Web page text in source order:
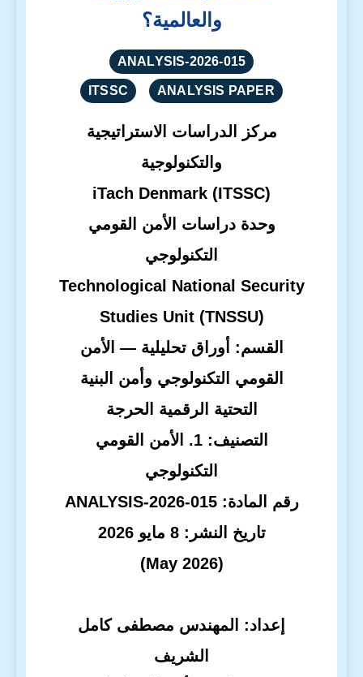
والعالمية؟
ANALYSIS-2026-015
ANALYSIS PAPER
ITSSC
مركز الدراسات الاستراتيجية
والتكنولوجية
iTach Denmark (ITSSC)
وحدة دراسات الأمن القومي
التكنولوجي
Technological National Security
Studies Unit (TNSSU)
القسم: أوراق تحليلية — الأمن
القومي التكنولوجي وأمن البنية
التحتية الرقمية الحرجة
التصنيف: 1. الأمن القومي
التكنولوجي
رقم المادة:ANALYSIS-2026-015
تاريخ النشر: 8 مايو 2026
(May 2026)
إعداد: المهندس مصطفى كامل
الشريف